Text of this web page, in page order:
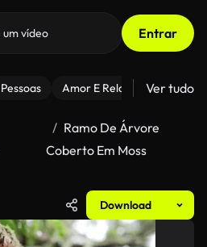
Entrar
Pessoas Amor E Relacionamentos
Ver tudo
Ramo De Árvore
Coberto Em Moss
Download